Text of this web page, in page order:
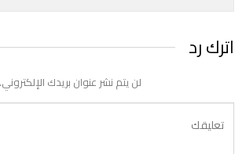
اترك رد
لن يتم نشر عنوان بريدك الإلكتروني.